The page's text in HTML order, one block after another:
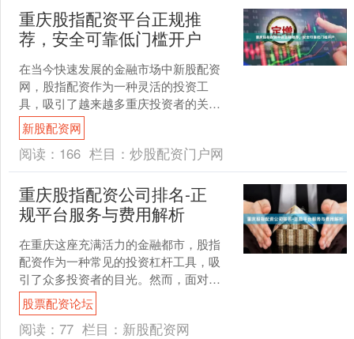
重庆股指配资平台正规推
荐，安全可靠低门槛开户
在当今快速发展的金融市场中新股配资
网，股指配资作为一种灵活的投资工
具，吸引了越来越多重庆投资者的关
注。然而，面对市场上众多的配资平
台，如何选择一个正规、安全可靠....
新股配资网
阅读： 166 栏目： 炒股配资门户网
重庆股指配资公司排名-正
规平台服务与费用解析
在重庆这座充满活力的金融都市，股指
配资作为一种常见的投资杠杆工具，吸
引了众多投资者的目光。然而，面对市
场上琳琅满目的配资公司，如何选择一
家正规可靠、服务优质且费....
股票配资论坛
阅读： 77 栏目： 新股配资网